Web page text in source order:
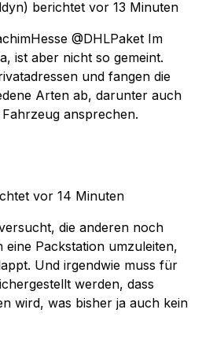
berichtet vor 13 Minuten
@DHLPaket Im
ist aber nicht so gemeint.
und fangen die
Arten ab, darunter auch
ansprechen.
vor 14 Minuten
die anderen noch
eine Packstation umzuleiten,
Und irgendwie muss für
werden, dass
wird, was bisher ja auch kein